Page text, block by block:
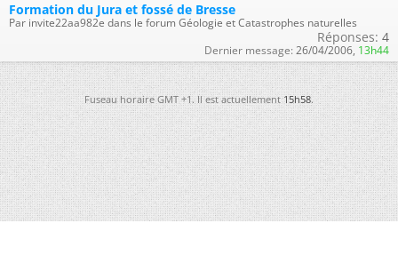
Formation du Jura et fossé de Bresse
Par invite22aa982e dans le forum Géologie et Catastrophes naturelles
Réponses: 4
Dernier message: 26/04/2006, 13h44
Fuseau horaire GMT +1. Il est actuellement15h58.